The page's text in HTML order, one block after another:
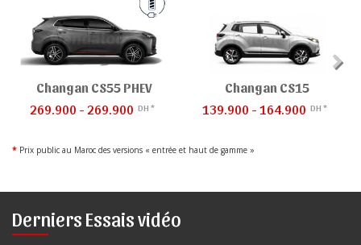
Changan CS55 PHEV
269.900 - 269.900 DH *
Changan CS15
139.900 - 164.900 DH *
* Prix public au Maroc des versions « entrée et haut de gamme »
Derniers Essais vidéo